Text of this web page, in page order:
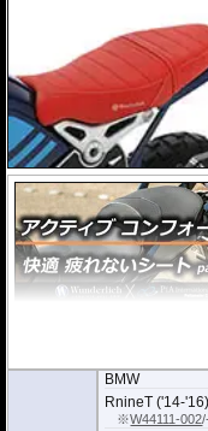
BMW
RnineT ('14-'16)
※W44111-002